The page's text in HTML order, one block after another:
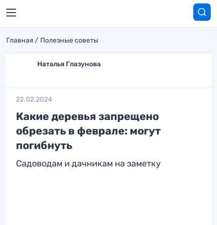
Главная Полезные советы
Наталья Глазунова
22.02.2024
Какие деревья запрещено
обрезать в феврале: могут
погибнуть
Садоводам и дачникам на заметку